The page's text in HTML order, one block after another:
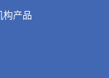
构产品